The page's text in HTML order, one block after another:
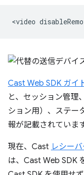
Cast Web SDK ガイ
と、セッション管理
ション用）、ステー
報が記載されています
現在、Cast レシー
は、Cast Web SDK